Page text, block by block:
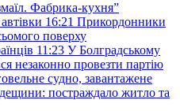
Фабрика-кухня”
16:21 Прикордонники
поверху
11:23 У Болградському
незаконно провезти партію
судно, завантажене
постраждало житло та